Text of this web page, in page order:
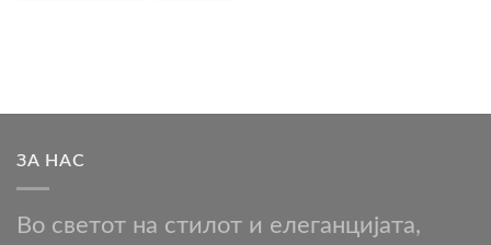
ЗА НАС
Во светот на стилот и елеганцијата,